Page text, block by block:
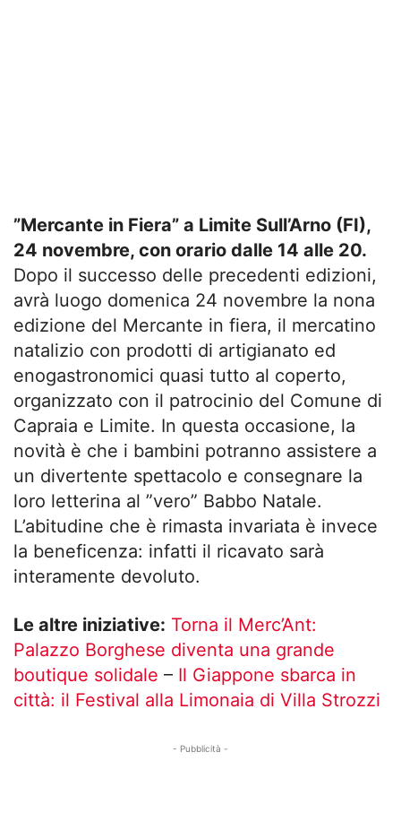
”Mercante in Fiera” a Limite Sull’Arno (FI),
24 novembre, con orario dalle 14 alle 20.
Dopo il successo delle precedenti edizioni,
avrà luogo domenica 24 novembre la nona
edizione del Mercante in fiera, il mercatino
natalizio con prodotti di artigianato ed
enogastronomici quasi tutto al coperto,
organizzato con il patrocinio del Comune di
Capraia e Limite. In questa occasione, la
novità è che i bambini potranno assistere a
un divertente spettacolo e consegnare la
loro letterina al ”vero” Babbo Natale.
L’abitudine che è rimasta invariata è invece
la beneficenza: infatti il ricavato sarà
interamente devoluto.
Le altre iniziative: Torna il Merc’Ant:
Palazzo Borghese diventa una grande
boutique solidale – Il Giappone sbarca in
città: il Festival alla Limonaia di Villa Strozzi
- Pubblicità -